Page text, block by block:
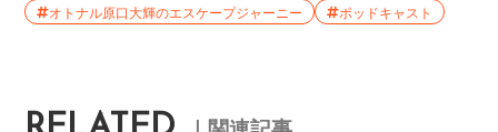
オトナル原口大輝のエスケープジャーニー
ポッドキャスト